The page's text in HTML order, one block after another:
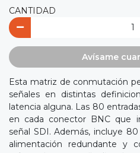
CANTIDAD
Avísame
Esta matriz de conmutación
señales en distintas
latencia alguna. Las 80
en cada conector BNC que
señal SDI. Además, incluye
alimentación redundante y